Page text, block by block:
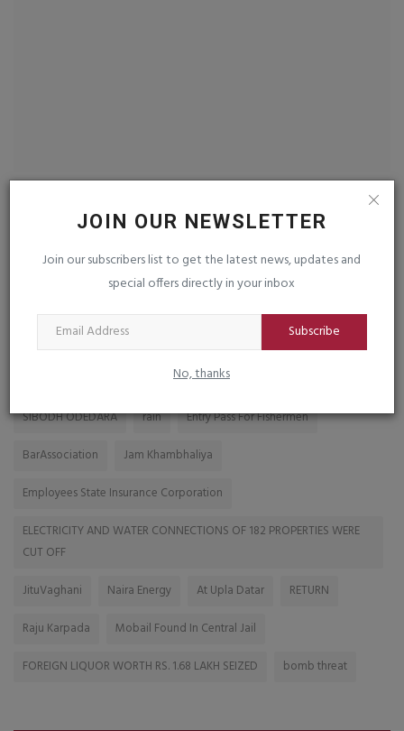
JOIN OUR NEWSLETTER
Join our subscribers list to get the latest news, updates and
special offers directly in your inbox
Subscribe
No, thanks
ઘરેલુ ક્રિકેટ રમો, નહીંતર આ રીતે જ હારતા રહેશો :
દક્ષિણ આફ્રિકા સામેની ટેસ્ટ સીરિઝમાં મળેલી હારથી ટીમ ઈન્ડિયાના પૂર્વ કેપ્ટન
SIBODH ODEDARA rain
Entry Pass For Fishermen
BarAssociation
Jam Khambhaliya
Employees State Insurance Corporation
ELECTRICITY AND WATER CONNECTIONS OF 182 PROPERTIES WERE
CUT OFF
JituVaghani
Naira Energy At Upla Datar
RETURN
Raju Karpada
Mobail Found In Central Jail
FOREIGN LIQUOR WORTH RS. 1.68 LAKH SEIZED
bomb threat